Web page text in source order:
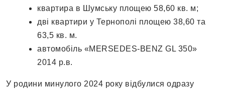
квартира в Шумську площею 58,60 кв. м;
дві квартири у Тернополі площею 38,60 та
63,5 кв. м.
автомобіль «MERSEDES-BENZ GL 350»
2014 р.в.
У родини минулого 2024 року відбулися одразу